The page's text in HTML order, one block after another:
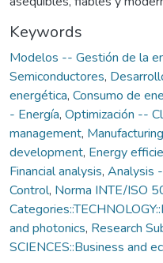
Keywords
Modelos -- Gestión de la
Semiconductores,
energética, Consumo de
- Energía, Optimización --
management,
development, Energy
Financial analysis, Analysis
Control, Norma INTE/ISO
and photonics, Research
SCIENCES::Business and